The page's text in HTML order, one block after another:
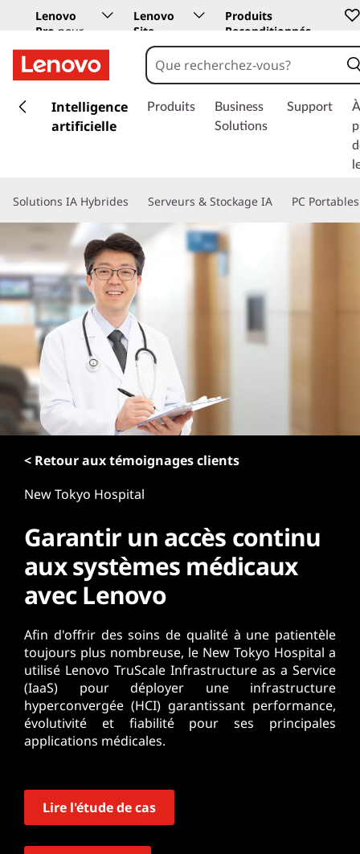
Lenovo
Pro pour
les
entreprises
Lenovo
Site
Education
Produits
Reconditionnés
a
a
n
t
e
n
r
n
c
Intelligence
artificielle
Produits
Business
Solutions
Support
À
Solutions IA Hybrides Serveurs & Stockage IA PC
< Retour aux témoignages clients
New Tokyo Hospital
Garantir un accès continu
aux systèmes médicaux
avec Lenovo
Afin d'offrir des soins de qualité à une patientèle
toujours plus nombreuse, le New Tokyo Hospital a
utilisé Lenovo TruScale Infrastructure as a Service
(IaaS) pour déployer une infrastructure
hyperconvergée (HCI) garantissant performance,
évolutivité et fiabilité pour ses principales
applications médicales.
Lire l'étude de cas